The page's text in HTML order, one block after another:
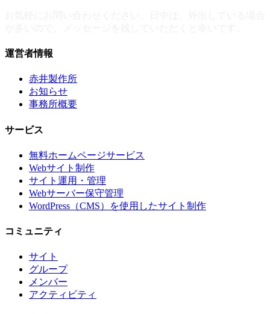
運営者情報
赤井製作所
お知らせ
事務所概要
サービス
無料ホームページサービス
Webサイト制作
サイト運用・管理
Webサーバー保守管理
WordPress（CMS）を使用したサイト制作
コミュニティ
サイト
グループ
メンバー
アクティビティ